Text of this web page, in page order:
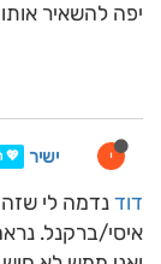
יפה להשאיר
י ישיר 💖
דוד נדמה לי
איסי/ברקנל.